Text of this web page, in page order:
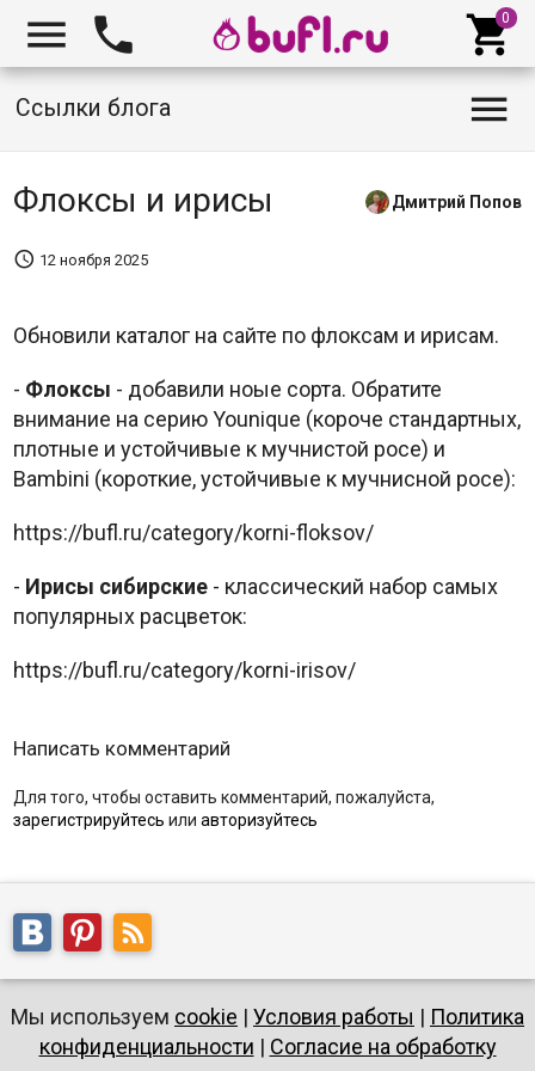
  
Ссылки блога 
Флоксы и ирисы Дмитрий Попов
 12 ноября 2025
Обновили каталог на сайте по флоксам и ирисам.
- Флоксы - добавили ноые сорта. Обратите
внимание на серию Younique (короче стандартных,
плотные и устойчивые к мучнистой росе) и
Bambini (короткие, устойчивые к мучнисной росе):
https://bufl.ru/category/korni-floksov/
- Ирисы сибирские- классический набор самых
популярных расцветок:
https://bufl.ru/category/korni-irisov/
Написать комментарий
Для того, чтобы оставить комментарий, пожалуйста,
зарегистрируйтесь или авторизуйтесь
Мы используем cookie | Условия работы | Политика
конфиденциальности | Согласие на обработку